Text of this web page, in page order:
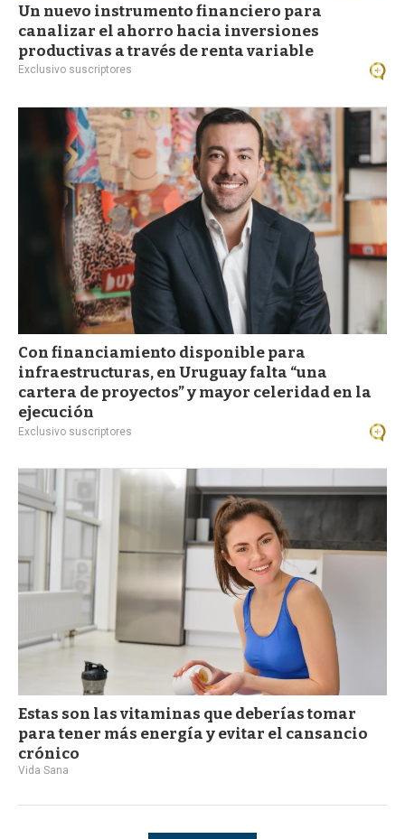
Un nuevo instrumento financiero para
canalizar el ahorro hacia inversiones
productivas a través de renta variable
Exclusivo suscriptores
Con financiamiento disponible para
infraestructuras, en Uruguay falta “una
cartera de proyectos” y mayor celeridad en la
ejecución
Exclusivo suscriptores
Estas son las vitaminas que deberías tomar
para tener más energía y evitar el cansancio
crónico
Vida Sana